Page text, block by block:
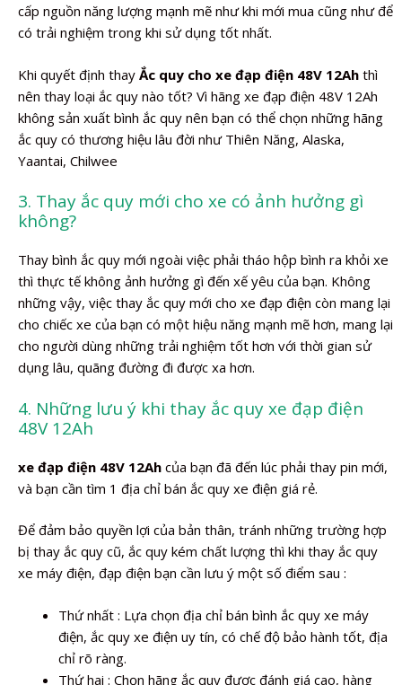
cấp nguồn năng lượng mạnh mẽ như khi mới mua cũng như để
có trải nghiệm trong khi sử dụng tốt nhất.
Khi quyết định thay Ắc quy cho xe đạp điện 48V 12Ah thì
nên thay loại ắc quy nào tốt? Vì hãng xe đạp điện 48V 12Ah
không sản xuất bình ắc quy nên bạn có thể chọn những hãng
ắc quy có thương hiệu lâu đời như Thiên Năng, Alaska,
Yaantai, Chilwee
3. Thay ắc quy mới cho xe có ảnh hưởng gì
không?
Thay bình ắc quy mới ngoài việc phải tháo hộp bình ra khỏi xe
thì thực tế không ảnh hưởng gì đến xế yêu của bạn. Không
những vậy, việc thay ắc quy mới cho xe đạp điện còn mang lại
cho chiếc xe của bạn có một hiệu năng mạnh mẽ hơn, mang lại
cho người dùng những trải nghiệm tốt hơn với thời gian sử
dụng lâu, quãng đường đi được xa hơn.
4. Những lưu ý khi thay ắc quy xe đạp điện
48V 12Ah
xe đạp điện 48V 12Ah của bạn đã đến lúc phải thay pin mới,
và bạn cần tìm 1 địa chỉ bán ắc quy xe điện giá rẻ.
Để đảm bảo quyền lợi của bản thân, tránh những trường hợp
bị thay ắc quy cũ, ắc quy kém chất lượng thì khi thay ắc quy
xe máy điện, đạp điện bạn cần lưu ý một số điểm sau :
Thứ nhất : Lựa chọn địa chỉ bán bình ắc quy xe máy
điện, ắc quy xe điện uy tín, có chế độ bảo hành tốt, địa
chỉ rõ ràng.
Thứ hai : Chọn hãng ắc quy được đánh giá cao, hàng